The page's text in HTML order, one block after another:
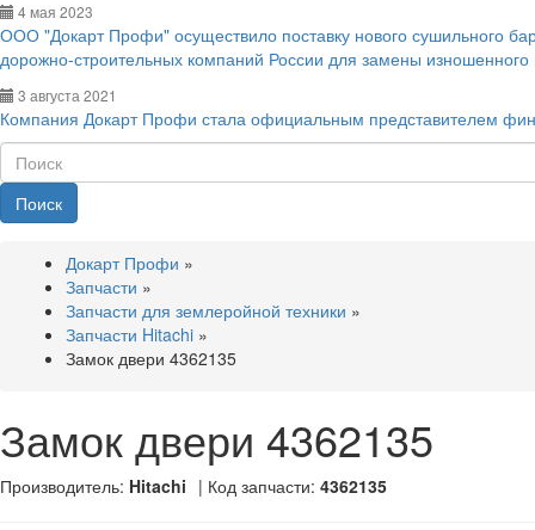
4 мая 2023
ООО "Докарт Профи" осуществило поставку нового сушильного
дорожно-строительных компаний России для замены
3 августа 2021
Компания Докарт Профи стала официальным представителем
Поиск
Докарт Профи »
Запчасти »
Запчасти для землеройной техники »
Запчасти Hitachi »
Замок двери 4362135
Замок двери 4362135
Производитель: Hitachi | Код запчасти: 4362135